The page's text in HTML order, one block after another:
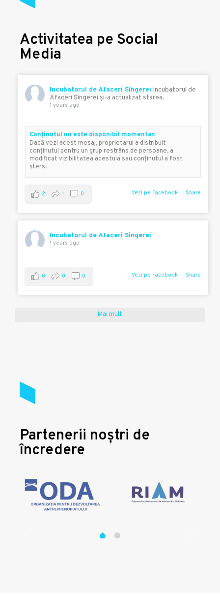
Activitatea pe Social
Media
Incubatorul de Afaceri Sîngerei Incubatorul de
Afaceri Sîngerei şi-a actualizat starea.
1 years ago
Conţinutul nu este disponibil momentan
Dacă vezi acest mesaj, proprietarul a distribuit
conţinutul pentru un grup restrâns de persoane, a
modificat vizibilitatea acestuia sau conţinutul a fost
şters.
Vezi pe Facebook Share
2 1 0
Incubatorul de Afaceri Sîngerei
1 years ago
Vezi pe Facebook Share
0 0 0
Mai mult
Partenerii noștri de
încredere